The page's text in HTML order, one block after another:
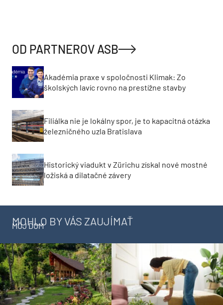
OD PARTNEROV ASB
Akadémia praxe v spoločnosti Klimak: Zo
školských lavíc rovno na prestížne stavby
Filiálka nie je lokálny spor, je to kapacitná otázka
železničného uzla Bratislava
Historický viadukt v Zürichu získal nové mostné
ložiská a dilatačné závery
MOHLO BY VÁS ZAUJÍMAŤ
MÔJ DOM